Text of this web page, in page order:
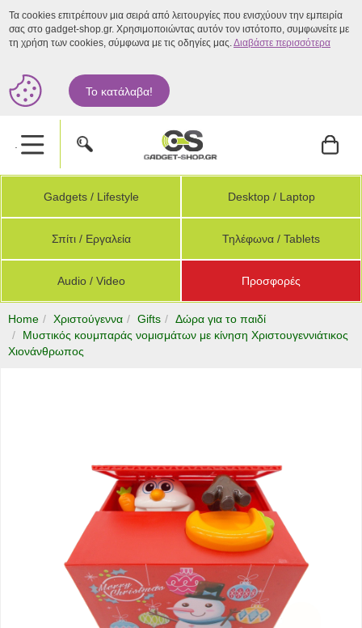
Τα cookies επιτρέπουν μια σειρά από λειτουργίες που ενισχύουν την εμπειρία
σας στο gadget-shop.gr. Χρησιμοποιώντας αυτόν τον ιστότοπο, συμφωνείτε με
τη χρήση των cookies, σύμφωνα με τις οδηγίες μας.Διαβάστε περισσότερα
Το κατάλαβα!
.
Gadgets / Lifestyle Desktop / Laptop
Σπίτι / Εργαλεία Τηλέφωνα / Tablets
Audio / Video Προσφορές
Home Χριστούγεννα Gifts
Δώρα για το παιδί
Μυστικός κουμπαράς νομισμάτων με κίνηση Χριστουγεννιάτικος
Χιονάνθρωπος